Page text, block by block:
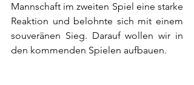
Mannschaft im zweiten Spiel eine starke
Reaktion und belohnte sich mit einem
souveränen Sieg. Darauf wollen wir in
den kommenden Spielen aufbauen.